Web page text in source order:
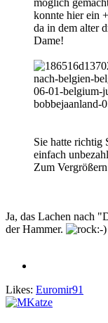
möglich
konnte hier ein
da in dem alter
Dame!
Sie hatte richtig
einfach
Zum
Ja, das Lachen nach
der Hammer.
Likes: Euromir91